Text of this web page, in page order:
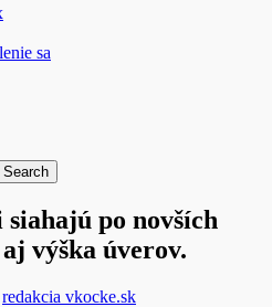
sa
po novších
výška úverov.
redakcia vkocke.sk